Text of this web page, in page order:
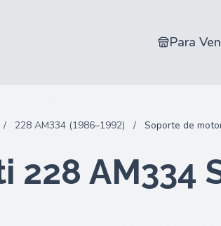
Para
/ 228 AM334 (1986–1992) / Soporte de
228 AM334